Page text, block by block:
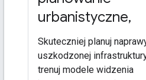
urbanistyczne,
Skuteczniej planuj
uszkodzonej
trenuj modele widzenia